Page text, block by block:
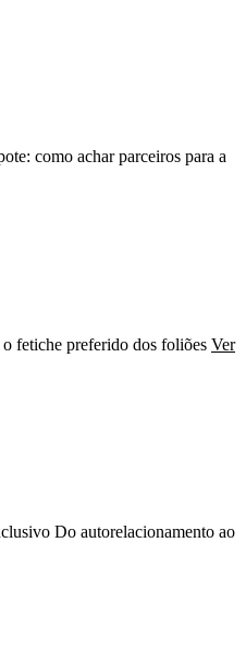
como achar parceiros para a
fetiche preferido dos foliões Ver
Do autorelacionamento ao